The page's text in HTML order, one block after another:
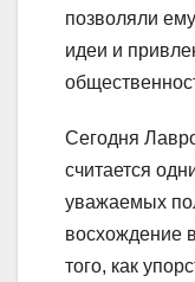
позволяли
идеи и
Сегодня
считается
уважаемых
восхождение
того, как